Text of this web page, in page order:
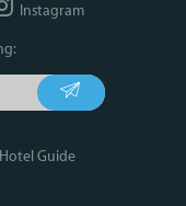
Instagram
Guide